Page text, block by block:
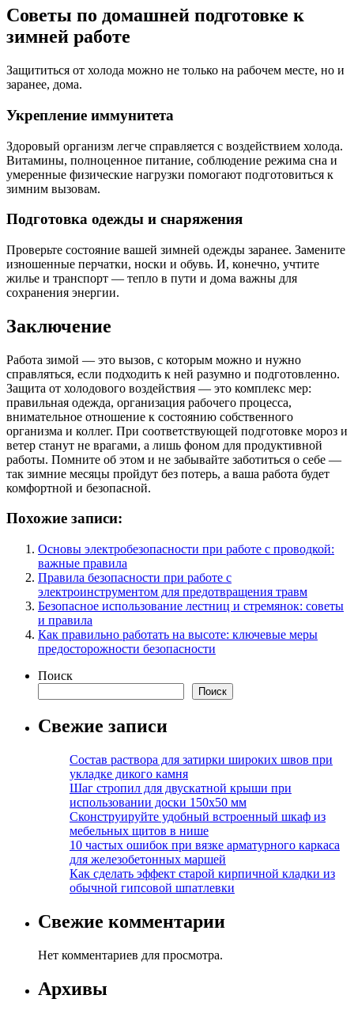
Советы по домашней подготовке к
зимней работе
Защититься от холода можно не только на рабочем месте, но и
заранее, дома.
Укрепление иммунитета
Здоровый организм легче справляется с воздействием холода.
Витамины, полноценное питание, соблюдение режима сна и
умеренные физические нагрузки помогают подготовиться к
зимним вызовам.
Подготовка одежды и снаряжения
Проверьте состояние вашей зимней одежды заранее. Замените
изношенные перчатки, носки и обувь. И, конечно, учтите
жилье и транспорт — тепло в пути и дома важны для
сохранения энергии.
Заключение
Работа зимой — это вызов, с которым можно и нужно
справляться, если подходить к ней разумно и подготовленно.
Защита от холодового воздействия — это комплекс мер:
правильная одежда, организация рабочего процесса,
внимательное отношение к состоянию собственного
организма и коллег. При соответствующей подготовке мороз и
ветер станут не врагами, а лишь фоном для продуктивной
работы. Помните об этом и не забывайте заботиться о себе —
так зимние месяцы пройдут без потерь, а ваша работа будет
комфортной и безопасной.
Похожие записи:
Основы электробезопасности при работе с проводкой:
важные правила
Правила безопасности при работе с
электроинструментом для предотвращения травм
Безопасное использование лестниц и стремянок: советы
и правила
Как правильно работать на высоте: ключевые меры
предосторожности безопасности
Поиск
Поиск
Свежие записи
Состав раствора для затирки широких швов при
укладке дикого камня
Шаг стропил для двускатной крыши при
использовании доски 150х50 мм
Сконструируйте удобный встроенный шкаф из
мебельных щитов в нише
10 частых ошибок при вязке арматурного каркаса
для железобетонных маршей
Как сделать эффект старой кирпичной кладки из
обычной гипсовой шпатлевки
Свежие комментарии
Нет комментариев для просмотра.
Архивы